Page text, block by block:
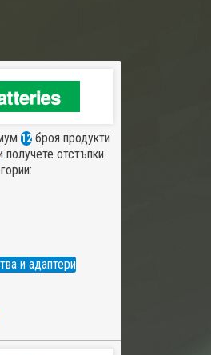
12броя продукти
получете отстъпки
и адаптери